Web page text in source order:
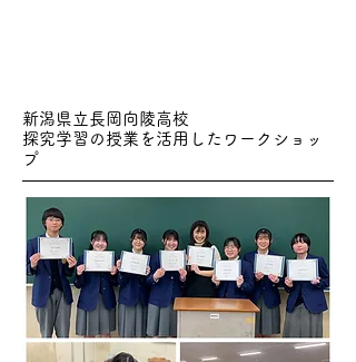
新潟県立長岡向陵高校
探究学習の授業を活用したワークショッ
プ